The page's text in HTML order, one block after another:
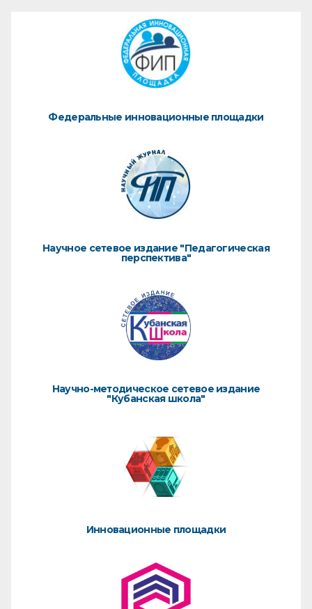
Федеральные инновационные площадки
Научное сетевое издание "Педагогическая
перспектива"
Научно-методическое сетевое издание
"Кубанская школа"
Инновационные площадки